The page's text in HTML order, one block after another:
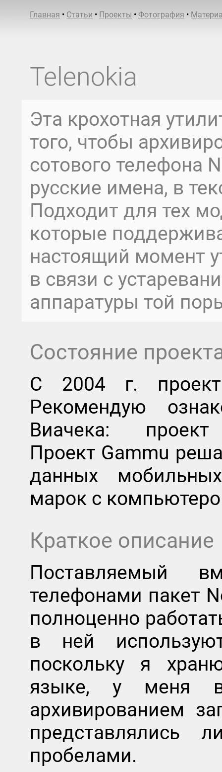
Главная • Статьи • Проекты • Фотография •
Telenokia
Эта крохотная
того, чтобы
сотового телефона
русские имена, в
Подходит для тех
которые
настоящий момент
в связи с
аппаратуры той
Состояние
C 2004 г.
Рекомендую
Виачека:
Проект Gammu
данных
марок с
Краткое описание
Поставляемый
телефонами пакет
полноценно
в ней
поскольку я
языке, у меня
архивированием
представлялись
пробелами.